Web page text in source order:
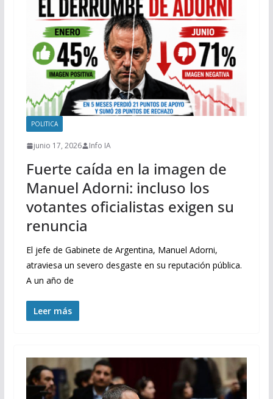
POLITICA
junio 17, 2026 Info IA
Fuerte caída en la imagen de
Manuel Adorni: incluso los
votantes oficialistas exigen su
renuncia
El jefe de Gabinete de Argentina, Manuel Adorni,
atraviesa un severo desgaste en su reputación pública.
A un año de
Leer más